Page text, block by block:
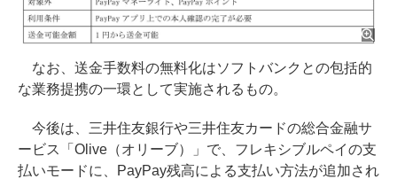
なお、送金手数料の無料化はソフトバンクとの包括的
な業務提携の一環として実施されるもの。
今後は、三井住友銀行や三井住友カードの総合金融サ
ービス「Olive（オリーブ）」で、フレキシブルペイの支
払いモードに、PayPay残高による支払い方法が追加され